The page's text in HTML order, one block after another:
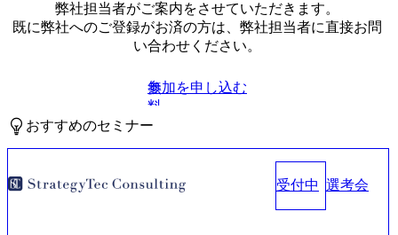
弊社担当者がご案内をさせていただきます。
既に弊社へのご登録がお済の方は、弊社担当者に直接お問
い合わせください。
無
料
参加を申し込む
おすすめのセミナー
受付中 選考会